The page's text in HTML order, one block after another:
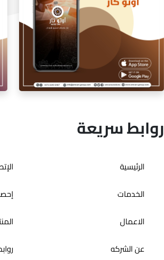
تطبيق الدكتور يوسف المشعل
تطبيق اوتو كارAuto car
روابط سريعة
الرئيسية
الخدمات
الاعمال
عن الشركه